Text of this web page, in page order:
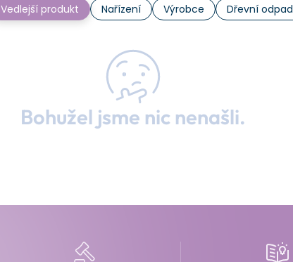
Vedlejší produkt Nařízení Výrobce Dřevní odpad
Bohužel jsme nic nenašli.